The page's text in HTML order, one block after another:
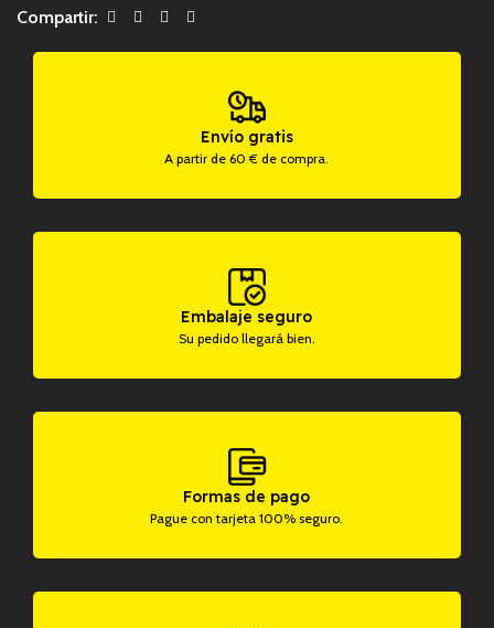
Compartir:
Envío gratis
A partir de 60 € de compra.
Embalaje seguro
Su pedido llegará bien.
Formas de pago
Pague con tarjeta 100% seguro.